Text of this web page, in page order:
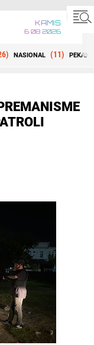
KAMIS
6 08 2026
NASIONAL (11)